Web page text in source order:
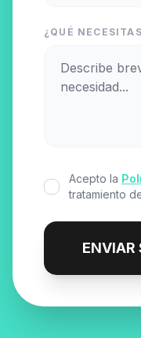
¿QUÉ
Acepto la
tratamiento
ENVIAR